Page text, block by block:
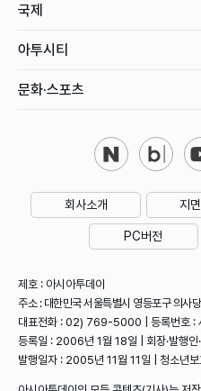
국제
아투시티
문화·스포츠
회사소개 지
PC버전
제호 : 아시아투데이
주소 : 대한민국 서울특별시 영등포구 의사
대표전화 : 02) 769-5000 | 등록번호 :
등록일 : 2006년 1월 18일 | 회장·발행인
발행일자 : 2005년 11월 11일 | 청소년보